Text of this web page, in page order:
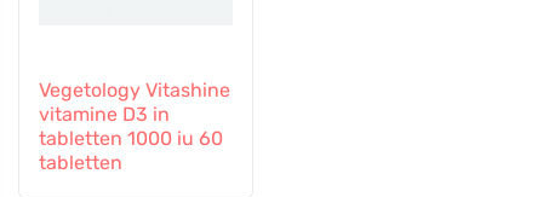
Vegetology Vitashine
vitamine D3 in
tabletten 1000 iu 60
tabletten